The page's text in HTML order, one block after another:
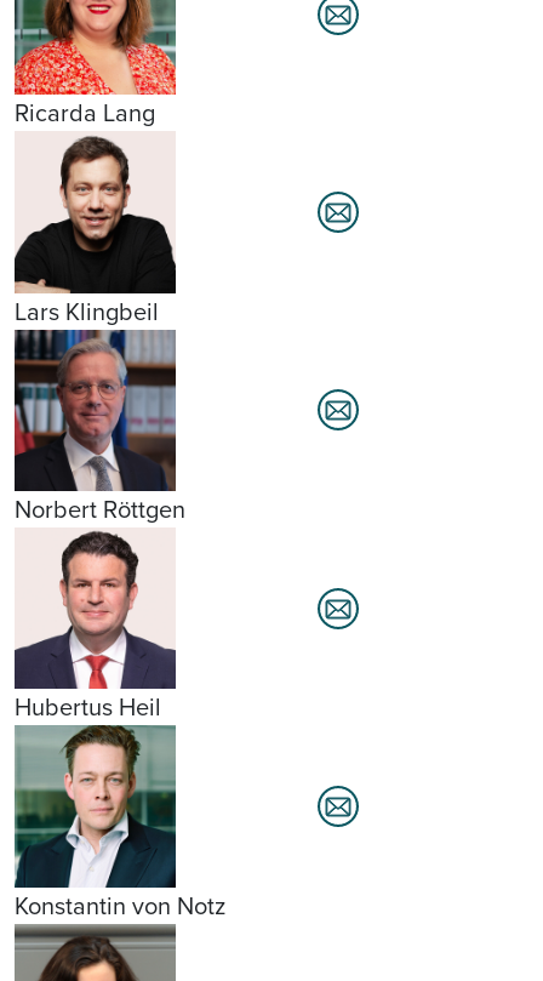
Ricarda Lang
Lars Klingbeil
Norbert Röttgen
Hubertus Heil
Konstantin von Notz